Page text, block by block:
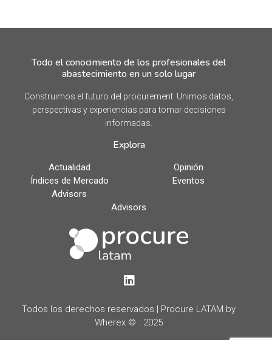
Todo el conocimiento de los profesionales del
abastecimiento en un solo lugar
Construimos el futuro del procurement. Unimos datos,
perspectivas y experiencias para tomar decisiones
informadas.
Explora
Actualidad
Opinión
Índices de Mercado
Eventos
Advisors
Advisors
LinkedIn
Todos los derechos reservados | Procure LATAM by
Wherex © . 2025